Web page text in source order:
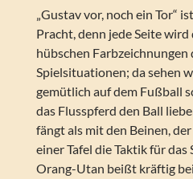
„Gustav vor, noch ein Tor“
Pracht, denn jede Seite
hübschen Farbzeichnungen
Spielsituationen; da sehen
gemütlich auf dem Fußball
das Flusspferd den Ball
fängt als mit den Beinen,
einer Tafel die Taktik für
Orang-Utan beißt kräftig